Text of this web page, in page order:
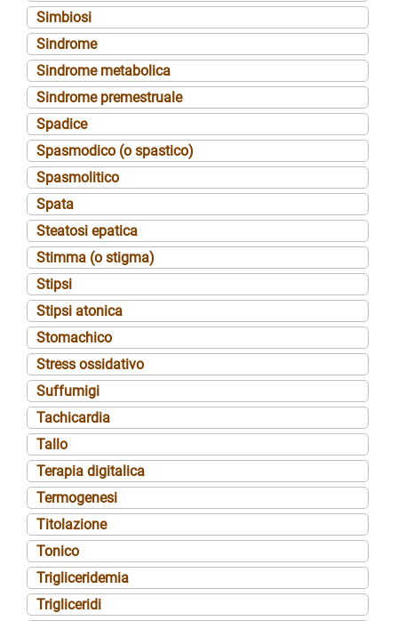
Simbiosi
Sindrome
Sindrome metabolica
Sindrome premestruale
Spadice
Spasmodico (o spastico)
Spasmolitico
Spata
Steatosi epatica
Stimma (o stigma)
Stipsi
Stipsi atonica
Stomachico
Stress ossidativo
Suffumigi
Tachicardia
Tallo
Terapia digitalica
Termogenesi
Titolazione
Tonico
Trigliceridemia
Trigliceridi